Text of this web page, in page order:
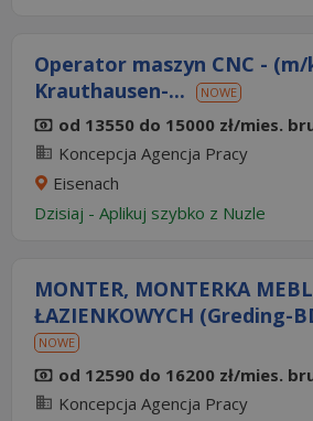
Operator maszyn CNC -
Krauthausen-...
NOWE
od 13550 do 15000 zł/mies.
Koncepcja Agencja Pracy
Eisenach
Dzisiaj - Aplikuj szybko z Nuzle
MONTER, MONTERKA
ŁAZIENKOWYCH (Greding-
NOWE
od 12590 do 16200 zł/mies.
Koncepcja Agencja Pracy